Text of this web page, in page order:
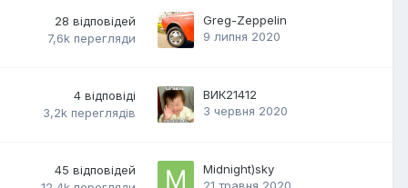
28 відповідей
7,6k перегляди
Greg-Zeppelin
9 липня 2020
4 відповіді
3,2k переглядів
ВИК21412
3 червня 2020
45 відповідей
Midnight)sky
21 травня 2020